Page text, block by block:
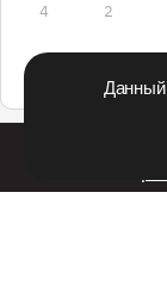
4 2
Билайн